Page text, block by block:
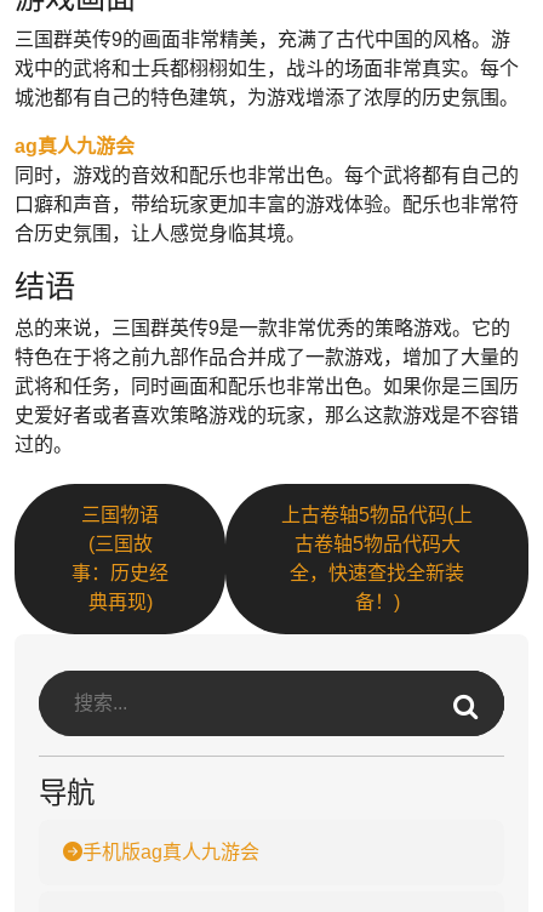
三国群英传9的画面非常精美，充满了古代中国的风格。游
戏中的武将和士兵都栩栩如生，战斗的场面非常真实。每个
城池都有自己的特色建筑，为游戏增添了浓厚的历史氛围。
ag真人九游会
同时，游戏的音效和配乐也非常出色。每个武将都有自己的
口癖和声音，带给玩家更加丰富的游戏体验。配乐也非常符
合历史氛围，让人感觉身临其境。
结语
总的来说，三国群英传9是一款非常优秀的策略游戏。它的
特色在于将之前九部作品合并成了一款游戏，增加了大量的
武将和任务，同时画面和配乐也非常出色。如果你是三国历
史爱好者或者喜欢策略游戏的玩家，那么这款游戏是不容错
过的。
三国物语
(三国故
事：历史经
典再现)
上古卷轴5物品代码(上
古卷轴5物品代码大
全，快速查找全新装
备！)
导航
手机版ag真人九游会